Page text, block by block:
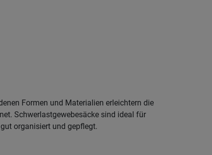
Formen und Materialien erleichtern die
Schwerlastgewebesäcke sind ideal für
organisiert und gepflegt.